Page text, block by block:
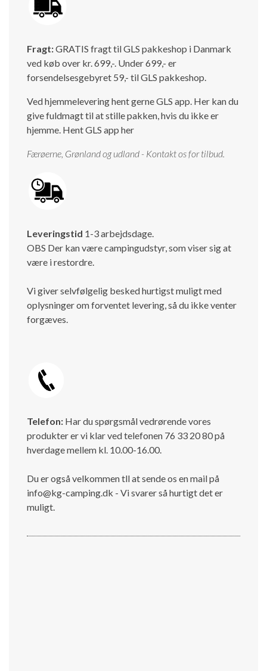
Fragt:GRATIS fragt til GLS pakkeshop i Danmark
ved køb over kr. 699,-. Under 699,- er
forsendelsesgebyret 59,- til GLS pakkeshop.
Ved hjemmelevering hent gerne GLS app. Her kan du
give fuldmagt til at stille pakken, hvis du ikke er
hjemme. Hent GLS app her
Færøerne, Grønland og udland - Kontakt os for tilbud.
Leveringstid 1-3 arbejdsdage.
OBS Der kan være campingudstyr, som viser sig at
være i restordre.
Vi giver selvfølgelig besked hurtigst muligt med
oplysninger om forventet levering, så du ikke venter
forgæves.
Telefon: Har du spørgsmål vedrørende vores
produkter er vi klar ved telefonen 76 33 20 80 på
hverdage mellem kl. 10.00-16.00.
Du er også velkommen tll at sende os en mail på
info@kg-camping.dk - Vi svarer så hurtigt det er
muligt.